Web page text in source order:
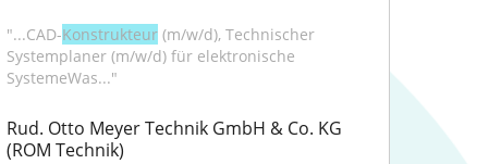
"...CAD-Konstrukteur (m/w/d), Technischer
Systemplaner (m/w/d) für elektronische
SystemeWas..."
Rud. Otto Meyer Technik GmbH & Co. KG
(ROM Technik)